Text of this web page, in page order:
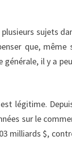
sujets
que,
il y a
légitime.
sur le
milliards $,